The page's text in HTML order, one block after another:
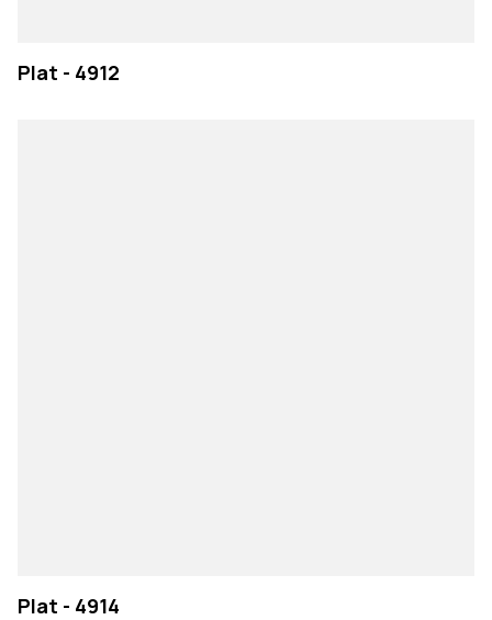
Plat - 4912
Plat - 4914